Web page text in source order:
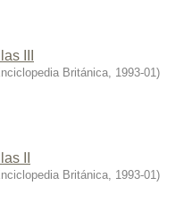
III
Británica, 1993-01)
II
Británica, 1993-01)